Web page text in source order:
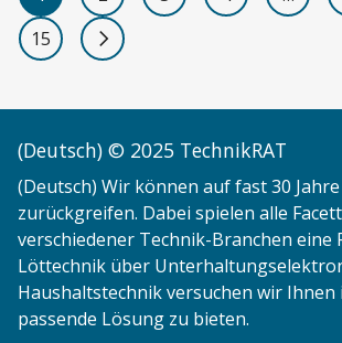
15
Next page
(Deutsch) © 2025 TechnikRAT
(Deutsch) Wir können auf fast 30
zurückgreifen. Dabei spielen alle
verschiedener Technik-Branchen eine
Löttechnik über
Haushaltstechnik versuchen wir Ihnen
passende Lösung zu bieten.